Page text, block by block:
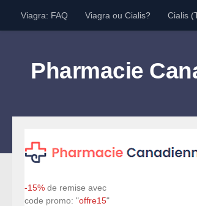
Skip to content
Viagra: FAQ Viagra ou Cialis? Cialis
Pharmacie
-15% de remise avec
code promo: "offre15"